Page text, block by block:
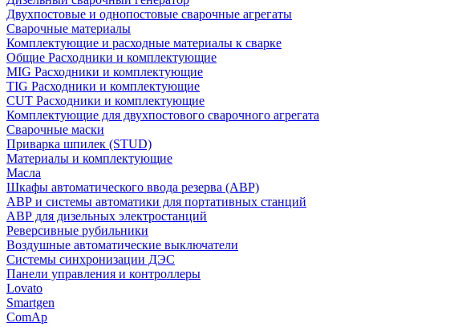
Двухпостовые и однопостовые сварочные агрегаты
Сварочные материалы
Комплектующие и расходные материалы к сварке
Общие Расходники и комплектующие
MIG Расходники и комплектующие
TIG Расходники и комплектующие
CUT Расходники и комплектующие
Комплектующие для двухпостового сварочного агрегата
Сварочные маски
Приварка шпилек (STUD)
Материалы и комплектующие
Масла
Шкафы автоматического ввода резерва (АВР)
АВР и системы автоматики для портативных станций
АВР для дизельных электростанций
Реверсивные рубильники
Воздушные автоматические выключатели
Системы синхронизации ДЭС
Панели управления и контроллеры
Lovato
Smartgen
ComAp